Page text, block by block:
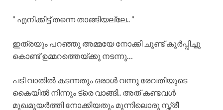
” എനിക്കിട്ട് തന്നെ താങ്ങിയല്ലേ.. ”
ഇത്രയും പറഞ്ഞു അമ്മയേ നോക്കി ചൂണ്ട് കൂർപ്പിച്ചു
കൊണ്ട് ഉമ്മറത്തെയ്ക്കു നടന്നു…
പടി വാതിൽ കടന്നതും ഒരാൾ വന്നു രേവതിയുടെ
കൈയിൽ നിന്നും ട്രെ വാങ്ങി.. അത് കണ്ടവൾ
മുഖമുയർത്തി നോക്കിയതും മുന്നിലൊരു സ്ത്രീ